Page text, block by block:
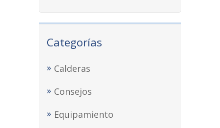
Categorías
Calderas
Consejos
Equipamiento